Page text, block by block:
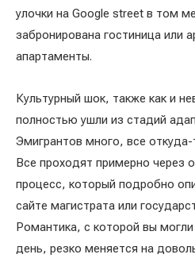
улочки на Google street в том
забронирована гостиница или
апартаменты.
Культурный шок, также как и
полностью ушли из стадий
Эмигрантов много, все откуда-
Все проходят примерно через
процесс, который подробно
сайте магистрата или
Романтика, с которой вы
день, резко меняется на